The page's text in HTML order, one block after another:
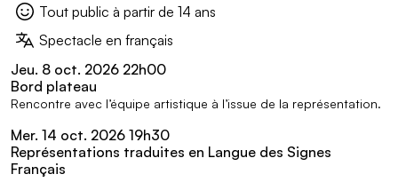
Public :
Tout public à partir de 14 ans
Sous-titre :
Spectacle en français
Événements en lien
Jeu. 8 oct. 2026 22h00
Bord plateau
Rencontre avec l’équipe artistique à l’issue de la représentation.
Mer. 14 oct. 2026 19h30
Représentations traduites en Langue des Signes
Français